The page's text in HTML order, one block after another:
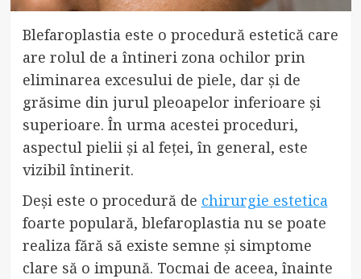
Blefaroplastia este o procedură estetică care
are rolul de a întineri zona ochilor prin
eliminarea excesului de piele, dar și de
grăsime din jurul pleoapelor inferioare și
superioare. În urma acestei proceduri,
aspectul pielii și al feței, în general, este
vizibil întinerit.
Deși este o procedură de chirurgie estetica
foarte populară, blefaroplastia nu se poate
realiza fără să existe semne și simptome
clare să o impună. Tocmai de aceea, înainte